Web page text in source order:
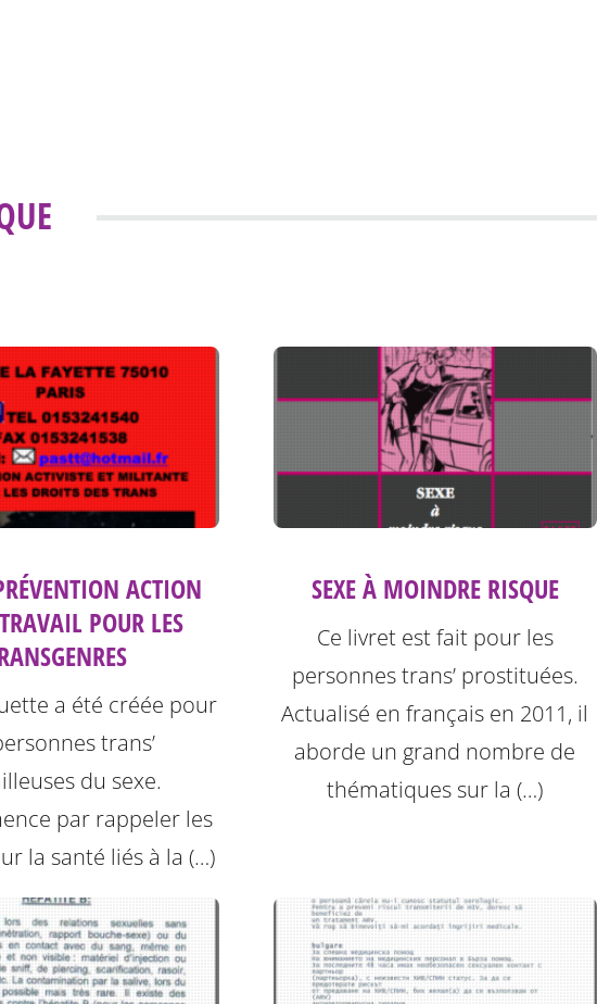
ACTION
POUR LES
a été créée pour
trans’
du sexe.
par rappeler les
la santé liés à la (…)
SEXE À MOINDRE RISQUE
Ce livret est fait pour les
personnes trans’ prostituées.
Actualisé en français en 2011, il
aborde un grand nombre de
thématiques sur la (…)